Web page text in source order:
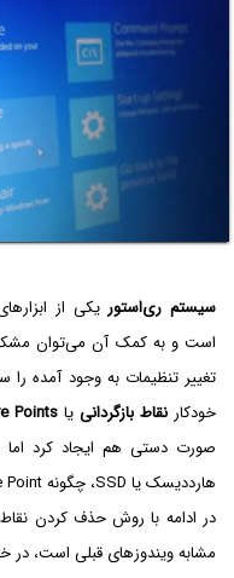
سیستم ری‌استور یکی از
است و به کمک آن می‌توان
تغییر تنظیمات به وجود آمده را
خودکارنقاط بازگردانی یاPoints
صورت دستی هم ایجاد کرد اما
هارددیسک یا SSD، چگونه Restore Pointهای اضافی را دیلیت کنیم؟
در ادامه با روش حذف کردن نقاط
مشابه ویندوزهای قبلی است،